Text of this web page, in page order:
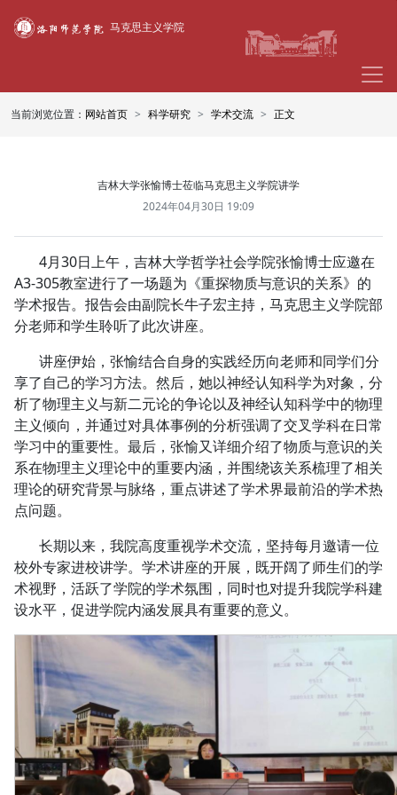
马克思主义学院
当前浏览位置： 网站首页 科学研究 学术交流 正文
吉林大学张愉博士莅临马克思主义学院讲学
2024年04月30日 19:09
4月30日上午，吉林大学哲学社会学院张愉博士应邀在
A3-305教室进行了一场题为《重探物质与意识的关系》的
学术报告。报告会由副院长牛子宏主持，马克思主义学院部
分老师和学生聆听了此次讲座。
讲座伊始，张愉结合自身的实践经历向老师和同学们分
享了自己的学习方法。然后，她以神经认知科学为对象，分
析了物理主义与新二元论的争论以及神经认知科学中的物理
主义倾向，并通过对具体事例的分析强调了交叉学科在日常
学习中的重要性。最后，张愉又详细介绍了物质与意识的关
系在物理主义理论中的重要内涵，并围绕该关系梳理了相关
理论的研究背景与脉络，重点讲述了学术界最前沿的学术热
点问题。
长期以来，我院高度重视学术交流，坚持每月邀请一位
校外专家进校讲学。学术讲座的开展，既开阔了师生们的学
术视野，活跃了学院的学术氛围，同时也对提升我院学科建
设水平，促进学院内涵发展具有重要的意义。